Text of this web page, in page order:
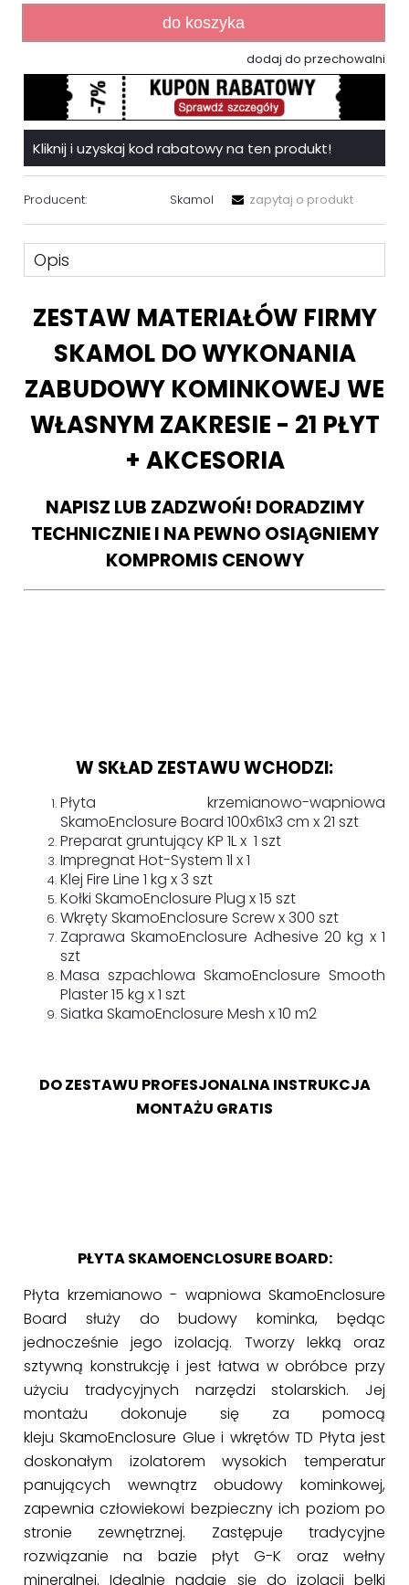
do koszyka
dodaj do przechowalni
Kliknij i uzyskaj kod rabatowy na ten produkt!
Producent: Skamol zapytaj o produkt
Opis
ZESTAW MATERIAŁÓW FIRMY
SKAMOL DO WYKONANIA
ZABUDOWY KOMINKOWEJ WE
WŁASNYM ZAKRESIE - 21 PŁYT
+ AKCESORIA
NAPISZ LUB ZADZWOŃ! DORADZIMY
TECHNICZNIE I NA PEWNO OSIĄGNIEMY
KOMPROMIS CENOWY
W SKŁAD ZESTAWU WCHODZI:
Płyta krzemianowo-wapniowa
SkamoEnclosure Board 100x61x3 cm x 21 szt
Preparat gruntujący KP 1L x 1 szt
Impregnat Hot-System 1l x 1
Klej Fire Line 1 kg x 3 szt
Kołki SkamoEnclosure Plug x 15 szt
Wkręty SkamoEnclosure Screw x 300 szt
Zaprawa SkamoEnclosure Adhesive 20 kg x 1
szt
Masa szpachlowa SkamoEnclosure Smooth
Plaster 15 kg x 1 szt
Siatka SkamoEnclosure Mesh x 10 m2
DO ZESTAWU PROFESJONALNA INSTRUKCJA
MONTAŻU GRATIS
PŁYTA SKAMOENCLOSURE BOARD:
Płyta krzemianowo - wapniowa SkamoEnclosure
Board służy do budowy kominka, będąc
jednocześnie jego izolacją. Tworzy lekką oraz
sztywną konstrukcję i jest łatwa w obróbce przy
użyciu tradycyjnych narzędzi stolarskich. Jej
montażu dokonuje się za pomocą
kleju SkamoEnclosure Glue i wkrętów TD Płyta jest
doskonałym izolatorem wysokich temperatur
panujących wewnątrz obudowy kominkowej,
zapewnia człowiekowi bezpieczny ich poziom po
stronie zewnętrznej. Zastępuje tradycyjne
rozwiązanie na bazie płyt G-K oraz wełny
mineralnej. Idealnie nadaje się do izolacji belki